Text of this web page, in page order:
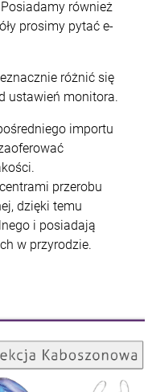
również
prosimy pytać e-
różnić się
ustawień monitora.
importu
przerobu
dzięki temu
i posiadają
w przyrodzie.
Kolekcja Kaboszonowa
ZOBACZ